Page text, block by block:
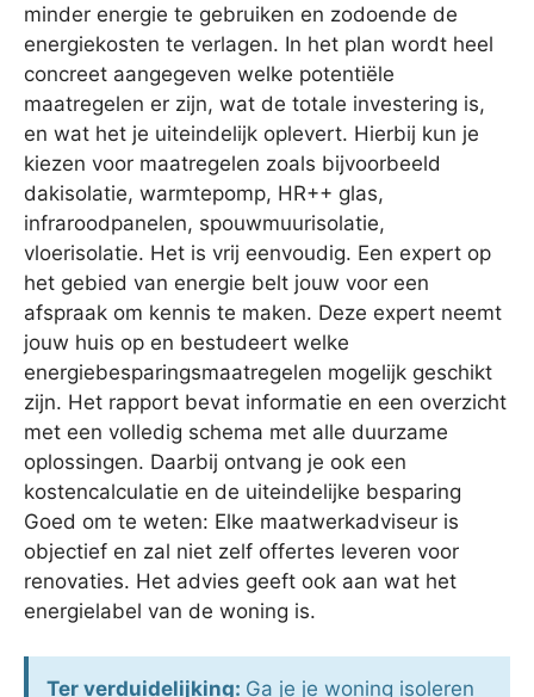
minder energie te gebruiken en zodoende de
energiekosten te verlagen. In het plan wordt heel
concreet aangegeven welke potentiële
maatregelen er zijn, wat de totale investering is,
en wat het je uiteindelijk oplevert. Hierbij kun je
kiezen voor maatregelen zoals bijvoorbeeld
dakisolatie, warmtepomp, HR++ glas,
infraroodpanelen, spouwmuurisolatie,
vloerisolatie. Het is vrij eenvoudig. Een expert op
het gebied van energie belt jouw voor een
afspraak om kennis te maken. Deze expert neemt
jouw huis op en bestudeert welke
energiebesparingsmaatregelen mogelijk geschikt
zijn. Het rapport bevat informatie en een overzicht
met een volledig schema met alle duurzame
oplossingen. Daarbij ontvang je ook een
kostencalculatie en de uiteindelijke besparing
Goed om te weten: Elke maatwerkadviseur is
objectief en zal niet zelf offertes leveren voor
renovaties. Het advies geeft ook aan wat het
energielabel van de woning is.
Ter verduidelijking: Ga je je woning isoleren